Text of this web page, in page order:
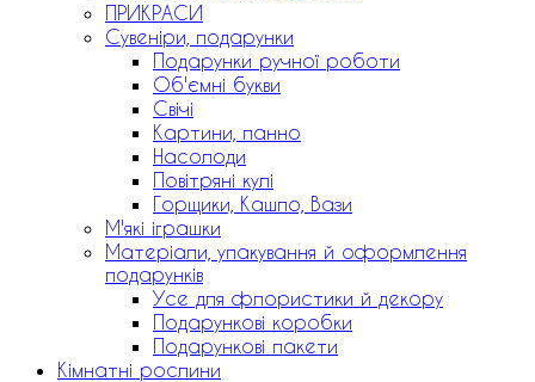
ПРИКРАСИ
Сувеніри, подарунки
Подарунки ручної роботи
Об'ємні букви
Свічі
Картини, панно
Насолоди
Повітряні кулі
Горщики, Кашпо, Вази
М'які іграшки
Матеріали, упакування й оформлення
подарунків
Усе для флористики й декору
Подарункові коробки
Подарункові пакети
Кімнатні рослини